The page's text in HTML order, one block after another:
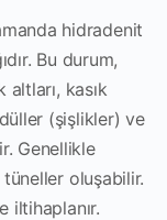
hidradenit
Bu durum,
kasık
(şişlikler) ve
Genellikle
tüneller oluşabilir.
iltihaplanır.